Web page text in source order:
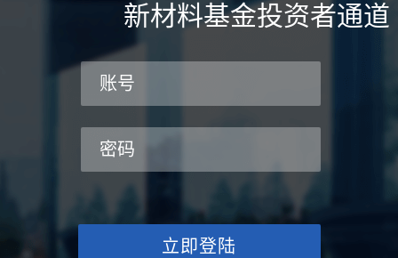
新材料基金投资者通道
账号
密码
立即登陆